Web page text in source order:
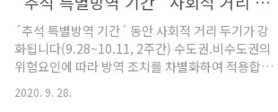
로 조정되는 조치 ① 모임·행사 사적 모임 ▸5명부터
사적 모임 금지 * (제외) 거주공간이 동일한 가족 등
이 모이는 경우, 아동, 노인, 장애인 돌봄에 필요한
경우, 임종 가능성이 있어 가족 등이 모이는 경우 -
식당 등 다중이용시설에 5명 이상 예약 및 동반입장
´추석 특별방역 기간´ 동안 사회적 거리 두기가 강
화됩니다(9.28~10.11, 2주간) 수도권.비수도권의
위험요인에 따라 방역 조치를 차별화하여 적용합니
인, 실외 100인 이상 집합/모임/행사 금지, 스포츠
2020. 9. 28.